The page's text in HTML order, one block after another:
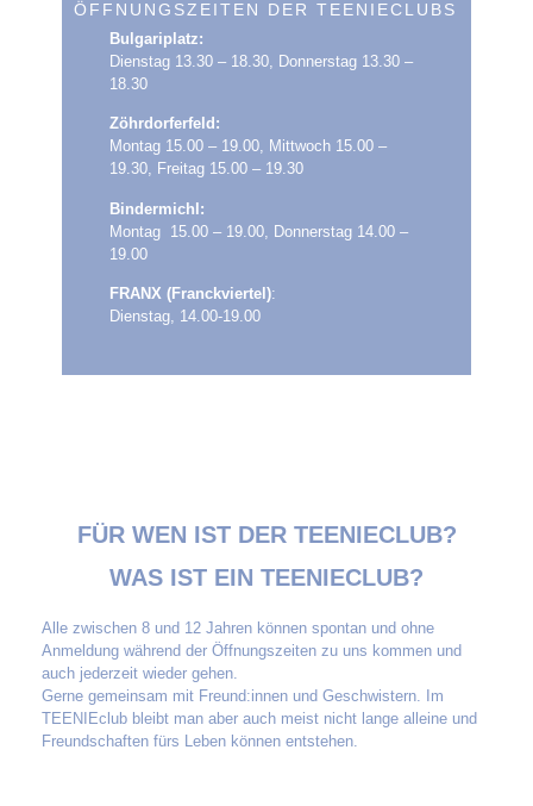
ÖFFNUNGSZEITEN DER TEENIECLUBS
Bulgariplatz:
Dienstag 13.30 – 18.30, Donnerstag 13.30 –
18.30
Zöhrdorferfeld:
Montag 15.00 – 19.00, Mittwoch 15.00 –
19.30, Freitag 15.00 – 19.30
Bindermichl:
Montag 15.00 – 19.00, Donnerstag 14.00 –
19.00
FRANX (Franckviertel):
Dienstag, 14.00-19.00
FÜR WEN IST DER TEENIECLUB?
WAS IST EIN TEENIECLUB?
Alle zwischen 8 und 12 Jahren können spontan und ohne
Anmeldung während der Öffnungszeiten zu uns kommen und
auch jederzeit wieder gehen.
Gerne gemeinsam mit Freund:innen und Geschwistern. Im
TEENIEclub bleibt man aber auch meist nicht lange alleine und
Freundschaften fürs Leben können entstehen.